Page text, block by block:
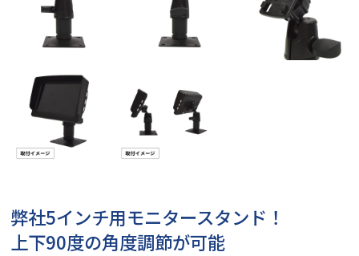
弊社5インチ用モニタースタンド！
上下90度の角度調節が可能